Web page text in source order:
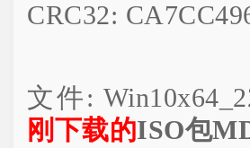
CRC32:
文件:
刚下载的ISO包